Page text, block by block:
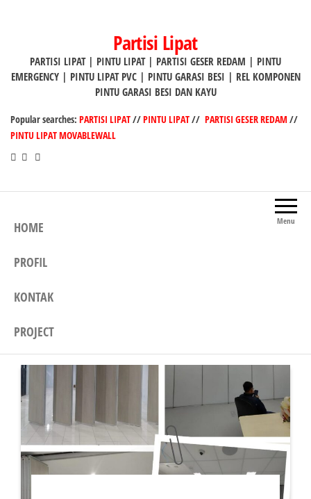
Partisi Lipat
PARTISI LIPAT | PINTU LIPAT | PARTISI GESER REDAM | PINTU
EMERGENCY | PINTU LIPAT PVC | PINTU GARASI BESI | REL KOMPONEN
PINTU GARASI BESI DAN KAYU
Popular searches: PARTISI LIPAT//PINTU LIPAT// PARTISI GESER REDAM//
PINTU LIPAT MOVABLEWALL
Menu
HOME
PROFIL
KONTAK
PROJECT